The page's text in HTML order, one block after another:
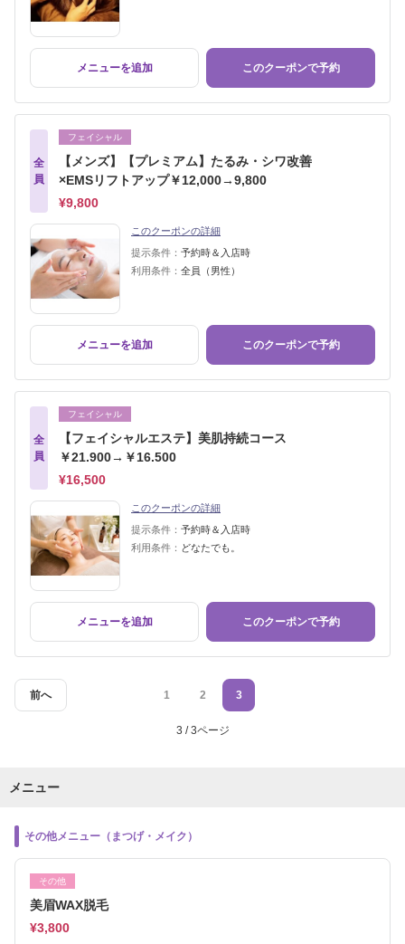
メニューを追加 このクーポンで予約
全
員
フェイシャル
【メンズ】【プレミアム】たるみ・シワ改善
×EMSリフトアップ￥12,000→9,800
¥9,800
このクーポンの詳細
提示条件： 予約時＆入店時
利用条件： 全員（男性）
メニューを追加 このクーポンで予約
全
員
フェイシャル
【フェイシャルエステ】美肌持続コース
￥21.900→￥16.500
¥16,500
このクーポンの詳細
提示条件： 予約時＆入店時
利用条件： どなたでも。
メニューを追加 このクーポンで予約
前へ 1 2 3
3 / 3ページ
メニュー
その他メニュー（まつげ・メイク）
その他
美眉WAX脱毛
¥3,800